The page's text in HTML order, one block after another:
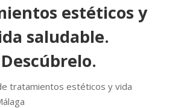
estéticos y
saludable.
Descúbrelo.